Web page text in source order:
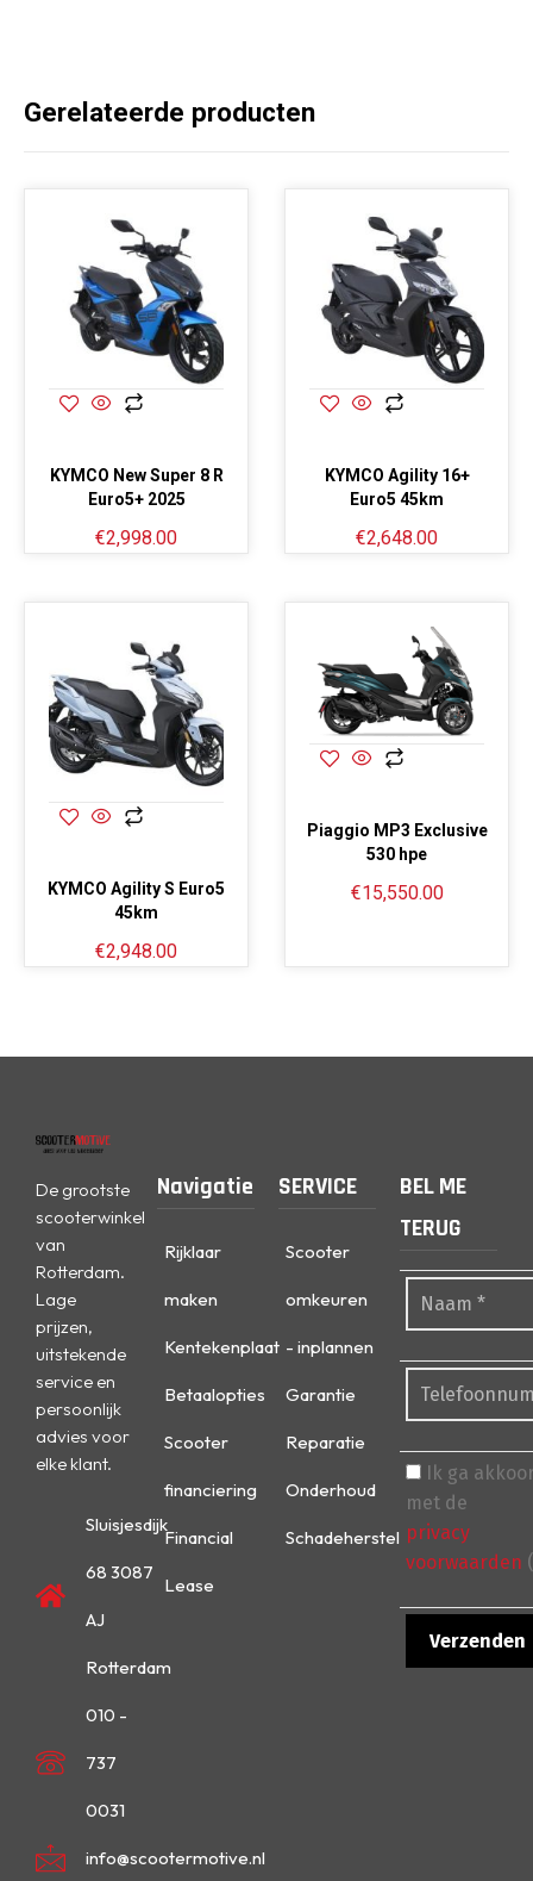
Gerelateerde producten
KYMCO New Super 8 R
Euro5+ 2025
€2,998.00
KYMCO Agility 16+
Euro5 45km
€2,648.00
KYMCO Agility S Euro5
45km
€2,948.00
Piaggio MP3 Exclusive
530 hpe
€15,550.00
De grootste
scooterwinkel
van
Rotterdam.
Lage
prijzen,
uitstekende
service en
persoonlijk
advies voor
elke klant.
Sluisjesdijk
68 3087
AJ
Rotterdam
010 -
737
0031
info@scootermotive.nl
Navigatie
Rijklaar
maken
Kentekenplaat
Betaalopties
Scooter
financiering
Financial
Lease
SERVICE
Scooter
omkeuren
- inplannen
Garantie
Reparatie
Onderhoud
Schadeherstel
BEL ME
TERUG
Ik ga
met de
privacy
voorwaarden